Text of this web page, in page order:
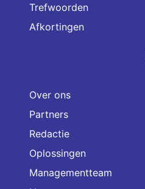
Trefwoorden
Afkortingen
Over ons
Partners
Redactie
Oplossingen
Managementteam